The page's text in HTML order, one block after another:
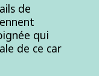
de
qui
de ce car